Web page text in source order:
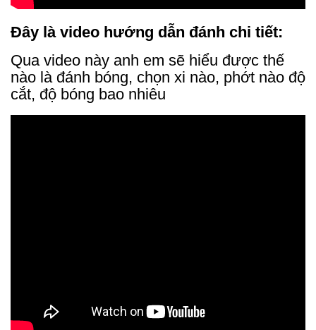
Đây là video hướng dẫn đánh chi tiết:
Qua video này anh em sẽ hiểu được thế
nào là đánh bóng, chọn xi nào, phớt nào độ
cắt, độ bóng bao nhiêu